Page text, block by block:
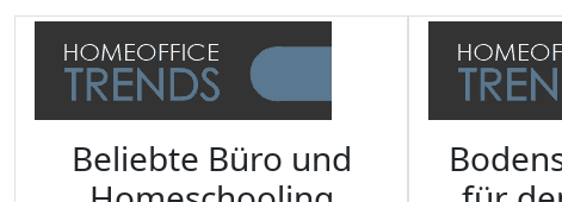
Beliebte Büro und